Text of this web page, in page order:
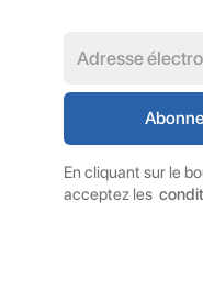
En cliquant sur le
acceptez les